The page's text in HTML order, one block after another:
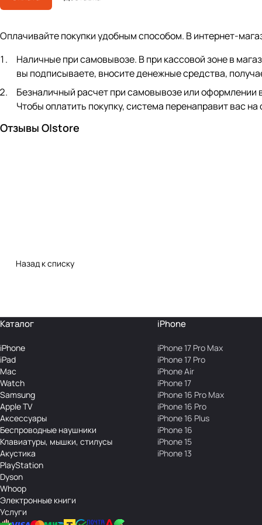
Оплачивайте покупки удобным способом. В интернет-
Наличные при самовывозе. В при кассовой зоне в
вы подписываете, вносите денежные средства,
Безналичный расчет при самовывозе или оформлении
Чтобы оплатить покупку, система перенаправит вас
Отзывы O|store
Назад к списку
Каталог
iPhone
iPad
Mac
Watch
Samsung
Apple TV
Аксесcуары
Беcпроводные наушники
Клавиатуры, мышки, стилусы
Акустика
PlayStation
Dyson
Whoop
Электронные книги
Услуги
iPhone
iPhone 17 Pro Max
iPhone 17 Pro
iPhone Air
iPhone 17
iPhone 16 Pro Max
iPhone 16 Pro
iPhone 16 Plus
iPhone 16
iPhone 15
iPhone 13